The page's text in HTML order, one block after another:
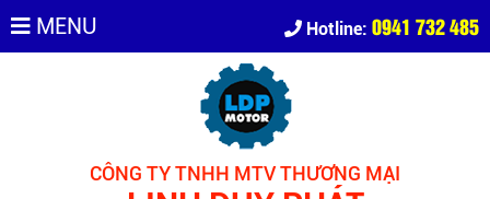
MENU Hotline: 0941 732 485
CÔNG TY TNHH MTV THƯƠNG MẠI